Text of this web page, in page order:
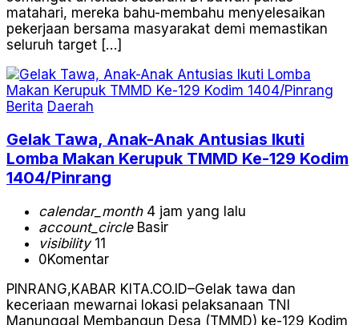
matahari, mereka bahu-membahu menyelesaikan
pekerjaan bersama masyarakat demi memastikan
seluruh target […]
Berita Daerah
Gelak Tawa, Anak-Anak Antusias Ikuti
Lomba Makan Kerupuk TMMD Ke-129 Kodim
1404/Pinrang
calendar_month4 jam yang lalu
account_circleBasir
visibility11
0Komentar
PINRANG,KABAR KITA.CO.ID–Gelak tawa dan
keceriaan mewarnai lokasi pelaksanaan TNI
Manunggal Membangun Desa (TMMD) ke-129 Kodim